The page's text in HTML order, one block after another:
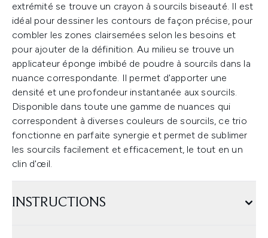
extrémité se trouve un crayon à sourcils biseauté. Il est
idéal pour dessiner les contours de façon précise, pour
combler les zones clairsemées selon les besoins et
pour ajouter de la définition. Au milieu se trouve un
applicateur éponge imbibé de poudre à sourcils dans la
nuance correspondante. Il permet d'apporter une
densité et une profondeur instantanée aux sourcils.
Disponible dans toute une gamme de nuances qui
correspondent à diverses couleurs de sourcils, ce trio
fonctionne en parfaite synergie et permet de sublimer
les sourcils facilement et efficacement, le tout en un
clin d'œil.
INSTRUCTIONS